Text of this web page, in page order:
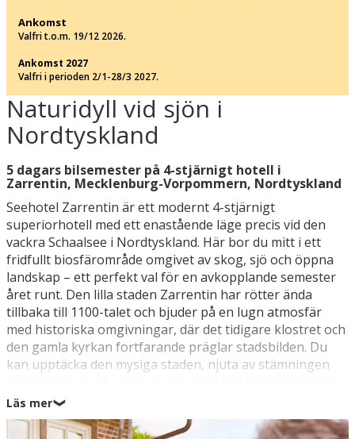
Naturidyll vid sjön i
Nordtyskland
5 dagars bilsemester på 4-stjärnigt hotell i
Zarrentin, Mecklenburg-Vorpommern, Nordtyskland
Seehotel Zarrentin är ett modernt 4-stjärnigt
superiorhotell med ett enastående läge precis vid den
vackra Schaalsee i Nordtyskland. Här bor du mitt i ett
fridfullt biosfärområde omgivet av skog, sjö och öppna
landskap – ett perfekt val för en avkopplande semester
året runt. Den lilla staden Zarrentin har rötter ända
tillbaka till 1100-talet och bjuder på en lugn atmosfär
med historiska omgivningar, där det tidigare klostret och
den gamla kyrkan fortfarande präglar stadsbilden. Du
kan upptäcka den mysiga staden, njuta av stämningen
av natur och kultur som kännetecknar området. Hotellet
utgör en idealisk bas för vuxna som söker ren
avkoppling, trevliga stunder i de stämningsfulla
Läs mer❯
Ankomst
Valfri t.o.m. 19/12 2026.
Ankomst 2027
Valfri i perioden 2/1-28/3 2027.